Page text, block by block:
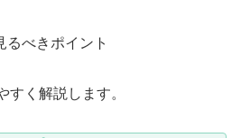
るべきポイント
すく解説します。